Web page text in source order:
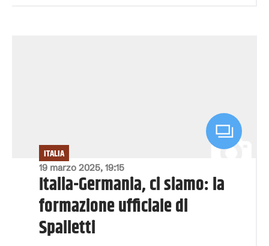
19 marzo 2025, 19:15
ITALIA
Italia-Germania, ci siamo: la
formazione ufficiale di
Spalletti